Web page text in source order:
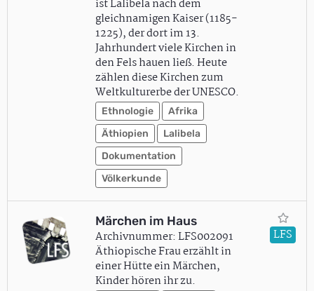
ist Lalibela nach dem
gleichnamigen Kaiser (1185-
1225), der dort im 13.
Jahrhundert viele Kirchen in
den Fels hauen ließ. Heute
zählen diese Kirchen zum
Weltkulturerbe der UNESCO.
Ethnologie
Afrika
Äthiopien
Lalibela
Dokumentation
Völkerkunde
Märchen im Haus
Archivnummer: LFS002091
Äthiopische Frau erzählt in
einer Hütte ein Märchen,
Kinder hören ihr zu.
LFS